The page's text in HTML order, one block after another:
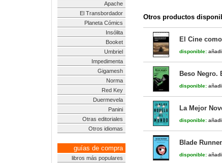
Apache
El Transbordador
Planeta Cómics
Insólita
Booket
Umbriel
Impedimenta
Gigamesh
Norma
Red Key
Duermevela
Panini
Otras editoriales
Otros idiomas
guías de compra
libros más populares
Otros productos
El Cine
disponible:
Beso Negro.
disponible:
La Mejor
disponible:
Blade
disponible: